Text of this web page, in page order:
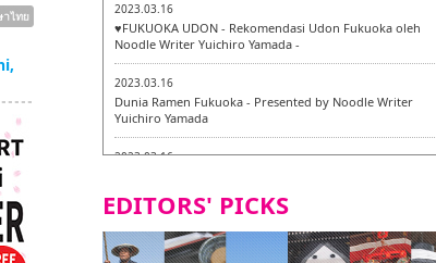
2023.03.16
♥FUKUOKA UDON - Rekomendasi Udon Fukuoka oleh
Noodle Writer Yuichiro Yamada -
2023.03.16
Dunia Ramen Fukuoka - Presented by Noodle Writer
Yuichiro Yamada
2023.03.16
2023.03.15
[Laboratorium Cosplay] - Indonesia - #019 MM Earlene
EDITORS' PICKS